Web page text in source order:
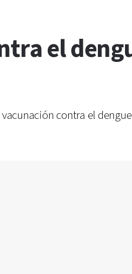
el
contra el